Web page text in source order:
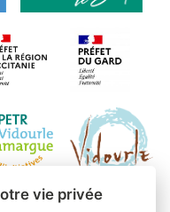
vie privée